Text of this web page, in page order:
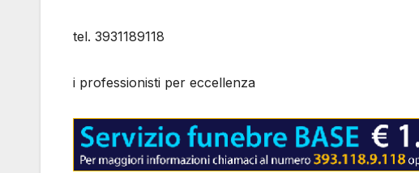
tel. 3931189118
i professionisti per eccellenza